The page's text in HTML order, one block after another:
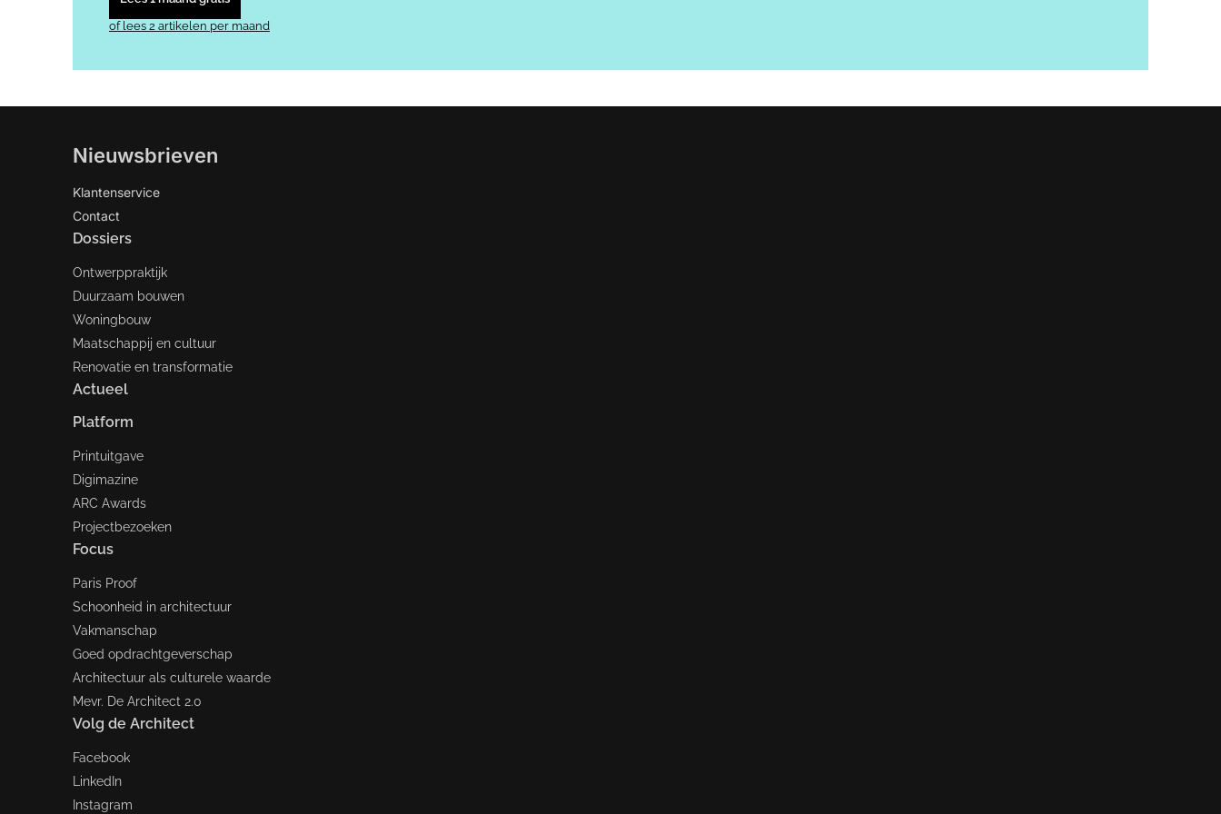
of lees 2 artikelen per maand
Nieuwsbrieven
Klantenservice
Contact
Dossiers
Ontwerppraktijk
Duurzaam bouwen
Woningbouw
Maatschappij en cultuur
Renovatie en transformatie
Actueel
Platform
Printuitgave
Digimazine
ARC Awards
Projectbezoeken
Focus
Paris Proof
Schoonheid in architectuur
Vakmanschap
Goed opdrachtgeverschap
Architectuur als culturele waarde
Mevr. De Architect 2.0
Volg de Architect
Facebook
LinkedIn
Instagram